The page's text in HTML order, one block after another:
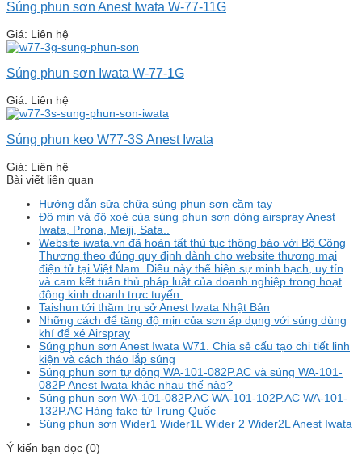
Súng phun sơn Anest Iwata W-77-11G
Giá: Liên hệ
Súng phun sơn Iwata W-77-1G
Giá: Liên hệ
Súng phun keo W77-3S Anest Iwata
Giá: Liên hệ
Bài viết liên quan
Hướng dẫn sửa chữa súng phun sơn cầm tay
Độ mịn và độ xoè của súng phun sơn dòng airspray Anest
Iwata, Prona, Meiji, Sata..
Website iwata.vn đã hoàn tất thủ tục thông báo với Bộ Công
Thương theo đúng quy định dành cho website thương mại
điện tử tại Việt Nam. Điều này thể hiện sự minh bạch, uy tín
và cam kết tuân thủ pháp luật của doanh nghiệp trong hoạt
động kinh doanh trực tuyến.
Taishun tới thăm trụ sở Anest Iwata Nhật Bản
Những cách để tăng độ mịn của sơn áp dụng với súng dùng
khí để xé Airspray
Súng phun sơn Anest Iwata W71. Chia sẻ cấu tạo chi tiết linh
kiện và cách tháo lắp súng
Súng phun sơn tự động WA-101-082P.AC và súng WA-101-
082P Anest Iwata khác nhau thế nào?
Súng phun sơn WA-101-082P.AC WA-101-102P.AC WA-101-
132P.AC Hàng fake từ Trung Quốc
Súng phun sơn Wider1 Wider1L Wider 2 Wider2L Anest Iwata
Ý kiến bạn đọc (0)